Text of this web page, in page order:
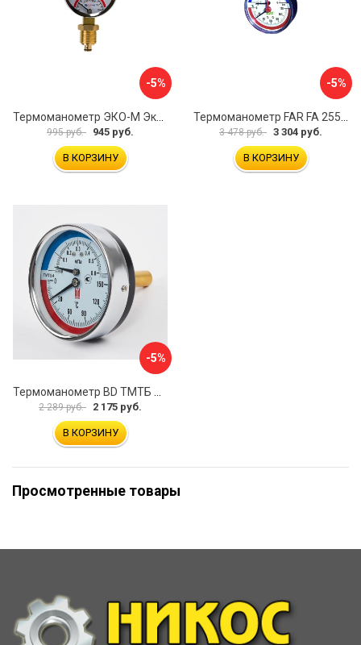
-5%
995 руб. 945 руб.
В КОРЗИНУ
-5%
3 478 руб. 3 304 руб.
В КОРЗИНУ
-5%
2 289 руб. 2 175 руб.
В КОРЗИНУ
Просмотренные товары